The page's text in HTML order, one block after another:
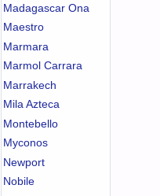
Madagascar Ona
Maestro
Marmara
Marmol Carrara
Marrakech
Mila Azteca
Montebello
Myconos
Newport
Nobile